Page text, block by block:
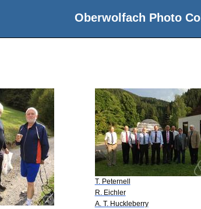
Oberwolfach Photo
T. Peternell
R. Eichler
A. T. Huckleberry